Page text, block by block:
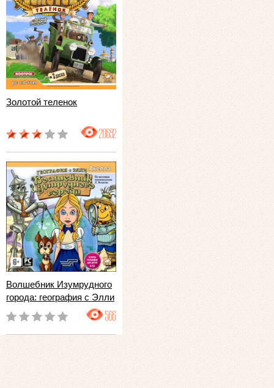
Золотой теленок
20692
Волшебник Изумрудного
города: география с Элли
566